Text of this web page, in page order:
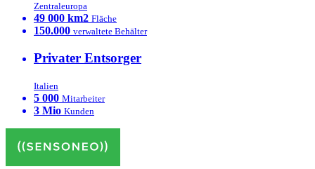
Zentraleuropa
49 000 km2 Fläche
150.000 verwaltete Behälter
Privater Entsorger
Italien
5 000 Mitarbeiter
3 Mio Kunden